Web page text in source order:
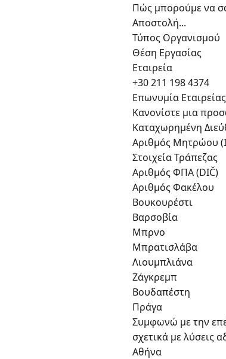
Πώς μπορούμε να
Αποστολή...
Τύπος Οργανισμού
Θέση Εργασίας
Εταιρεία
+30 211 198 4374
Επωνυμία Εταιρείας
Κανονίστε μια
Καταχωρημένη
Αριθμός Μητρώου
Στοιχεία Τράπεζας
Αριθμός ΦΠΑ (DIČ)
Αριθμός Φακέλου
Βουκουρέστι
Βαρσοβία
Μπρνο
Μπρατισλάβα
Λιουμπλιάνα
Ζάγκρεμπ
Βουδαπέστη
Πράγα
Συμφωνώ με την
σχετικά με λύσεις
Αθήνα